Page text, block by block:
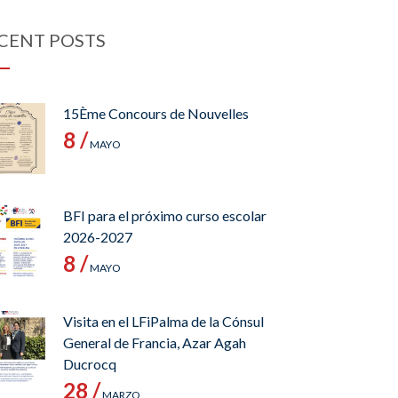
POSTS
15Ème Concours de Nouvelles
8 /MAYO
BFI para el próximo curso escolar
2026-2027
8 /MAYO
Visita en el LFiPalma de la Cónsul
General de Francia, Azar Agah
Ducrocq
28 /MARZO